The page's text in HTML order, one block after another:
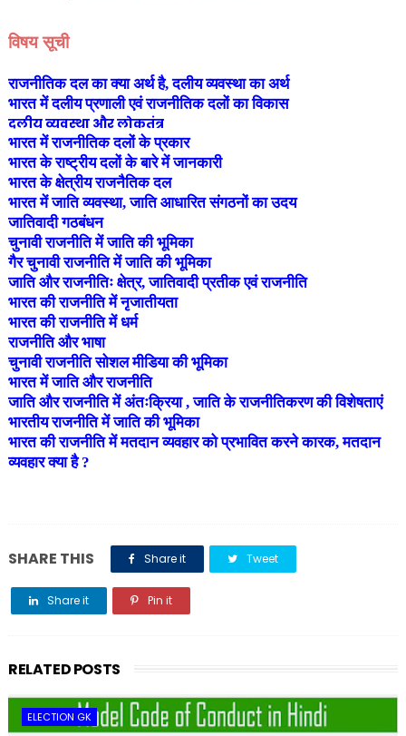
विषय सूची
राजनीतिक दल का क्या अर्थ है, दलीय व्यवस्था का अर्थ
भारत में दलीय प्रणाली एवं राजनीतिक दलों का विकास
दलीय व्यवस्था और लोकतंत्र
भारत में राजनीतिक दलों के प्रकार
भारत के राष्ट्रीय दलों के बारे में जानकारी
भारत के क्षेत्रीय राजनैतिक दल
भारत में जाति व्यवस्था, जाति आधारित संगठनों का उदय
जातिवादी गठबंधन
चुनावी राजनीति में जाति की भूमिका
गैर चुनावी राजनीति में जाति की भूमिका
जाति और राजनीतिः क्षेत्र, जातिवादी प्रतीक एवं राजनीति
भारत की राजनीति में नृजातीयता
भारत की राजनीति में धर्म
राजनीति और भाषा
चुनावी राजनीति सोशल मीडिया की भूमिका
भारत में जाति और राजनीति
जाति और राजनीति में अंतःक्रिया , जाति के राजनीतिकरण की विशेषताएं
भारतीय राजनीति में जाति की भूमिका
भारत की राजनीति में मतदान व्यवहार को प्रभावित करने कारक, मतदान
व्यवहार क्या है ?
SHARE THIS Share it Tweet
Share it Pin it
RELATED POSTS
ELECTION GK